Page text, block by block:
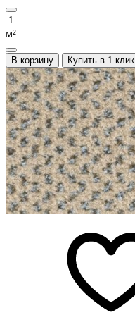
м²
В корзину Купить в 1 клик